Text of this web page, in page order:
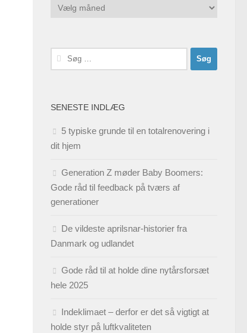
Arkiver
Søg
efter:
SENESTE INDLÆG
5 typiske grunde til en totalrenovering i
dit hjem
Generation Z møder Baby Boomers:
Gode råd til feedback på tværs af
generationer
De vildeste aprilsnar-historier fra
Danmark og udlandet
Gode råd til at holde dine nytårsforsæt
hele 2025
Indeklimaet – derfor er det så vigtigt at
holde styr på luftkvaliteten